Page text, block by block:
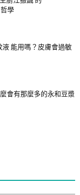
學
液 能用嗎？皮膚會過敏
會有那麼多的永和豆漿